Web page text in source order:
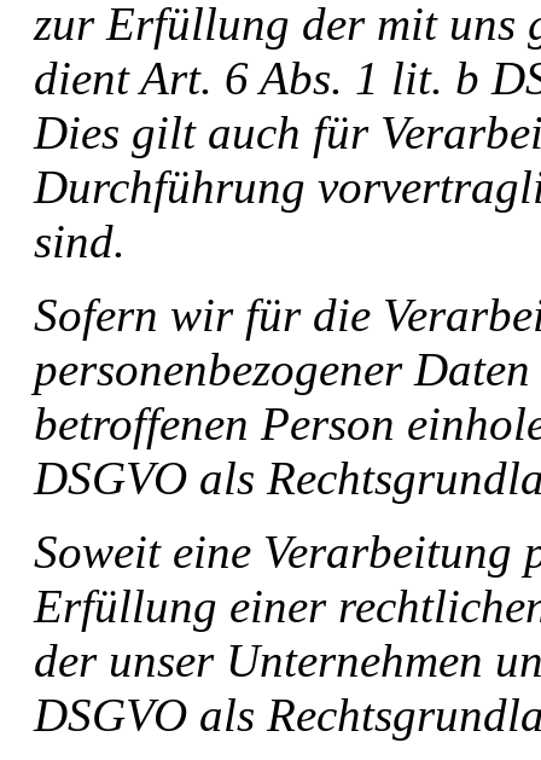
zur Erfüllung der mit uns
dient Art. 6 Abs. 1 lit. b
Dies gilt auch für
Durchführung
sind.
Sofern wir für die
personenbezogener
betroffenen Person
DSGVO als
Soweit eine Verarbeitung
Erfüllung einer
der unser Unternehmen
DSGVO als